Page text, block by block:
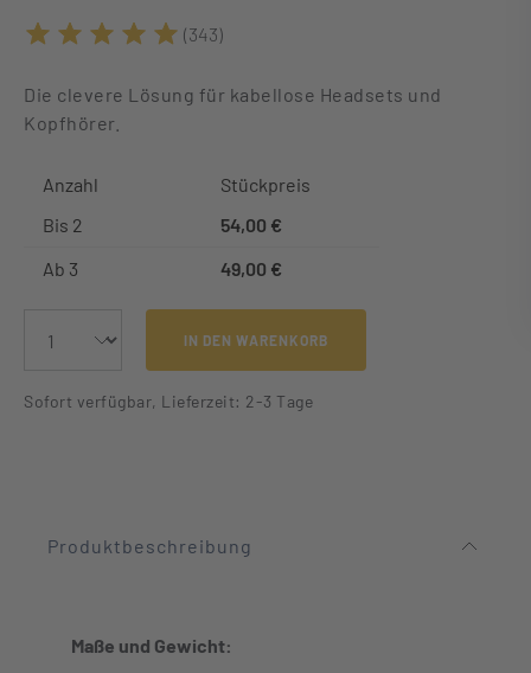
(343)
Die clevere Lösung für kabellose Headsets und
Kopfhörer.
Anzahl
Stückpreis
Bis 2
54,00 €
Ab 3 49,00 €
IN DEN WARENKORB
Sofort verfügbar, Lieferzeit: 2-3 Tage
Produktbeschreibung
Maße und Gewicht: